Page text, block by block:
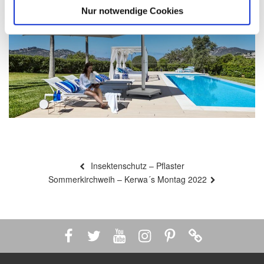
Nur notwendige Cookies
Vorheriger
Beitrag
Insektenschutz – Pflaster
Nächster
Sommerkirchweih – Kerwa´s Montag 2022